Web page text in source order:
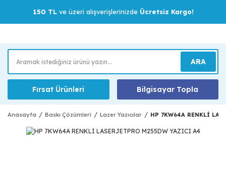
150 TLve üzeri alışverişlerinizde Ücretsiz Kargo!
ARA
Fırsat Ürünleri Bilgisayar Topla
Anasayfa Baskı Çözümleri Lazer Yazıcılar HP 7KW64A RENKLİ